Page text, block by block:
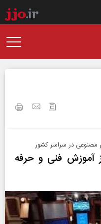
آموزش فنی و حرفه